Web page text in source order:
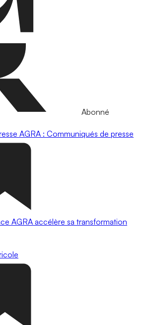
Abonné
AGRA : Communiqués de presse
AGRA accélère sa transformation